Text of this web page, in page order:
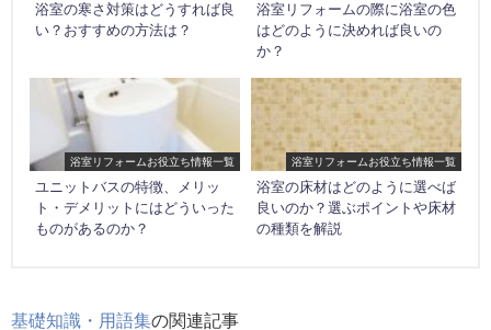
浴室の寒さ対策はどうすれば良
い？おすすめの方法は？
浴室リフォームの際に浴室の色
はどのように決めれば良いの
か？
浴室リフォームお役立ち情報一覧
ユニットバスの特徴、メリッ
ト・デメリットにはどういった
ものがあるのか？
浴室リフォームお役立ち情報一覧
浴室の床材はどのように選べば
良いのか？選ぶポイントや床材
の種類を解説
基礎知識・用語集の関連記事